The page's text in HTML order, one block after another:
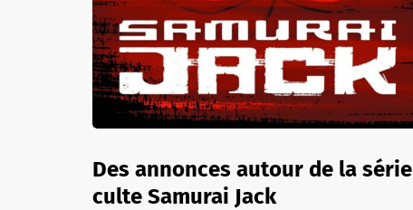
Des annonces autour de la série
culte Samurai Jack